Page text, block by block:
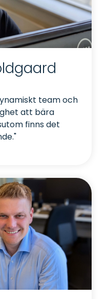
team och
att bära
finns det